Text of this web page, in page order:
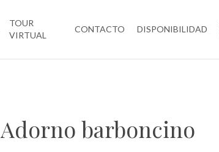
TOUR
VIRTUAL
CONTACTO DISPONIBILIDAD
Adorno barboncino